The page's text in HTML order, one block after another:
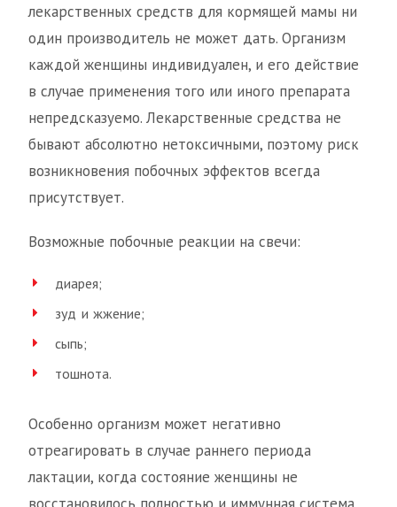
лекарственных средств для кормящей мамы ни
один производитель не может дать. Организм
каждой женщины индивидуален, и его действие
в случае применения того или иного препарата
непредсказуемо. Лекарственные средства не
бывают абсолютно нетоксичными, поэтому риск
возникновения побочных эффектов всегда
присутствует.
Возможные побочные реакции на свечи:
диарея;
зуд и жжение;
сыпь;
тошнота.
Особенно организм может негативно
отреагировать в случае раннего периода
лактации, когда состояние женщины не